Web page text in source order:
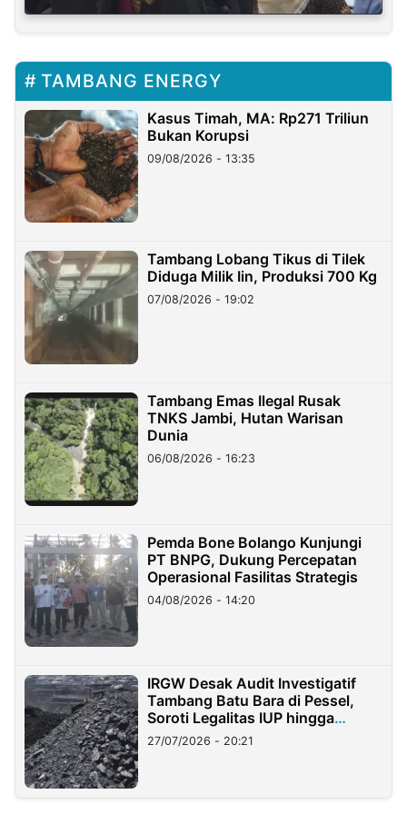
TAMBANG ENERGY
Kasus Timah, MA: Rp271 Triliun
Bukan Korupsi
09/08/2026 - 13:35
Tambang Lobang Tikus di Tilek
Diduga Milik Iin, Produksi 700 Kg
07/08/2026 - 19:02
Tambang Emas Ilegal Rusak
TNKS Jambi, Hutan Warisan
Dunia
06/08/2026 - 16:23
Pemda Bone Bolango Kunjungi
PT BNPG, Dukung Percepatan
Operasional Fasilitas Strategis
04/08/2026 - 14:20
IRGW Desak Audit Investigatif
Tambang Batu Bara di Pessel,
Soroti Legalitas IUP hingga
Stockpile
27/07/2026 - 20:21